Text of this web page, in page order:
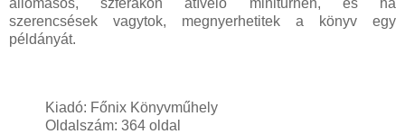
állomásos, szférákon átívelő miniturnén, és ha
szerencsések vagytok, megnyerhetitek a könyv egy
példányát.
Kiadó: Főnix Könyvműhely
Oldalszám: 364 oldal